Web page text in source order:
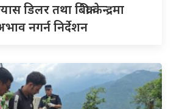
डिलर तथा बिक्री केन्द्रमा
नगर्न निर्देशन